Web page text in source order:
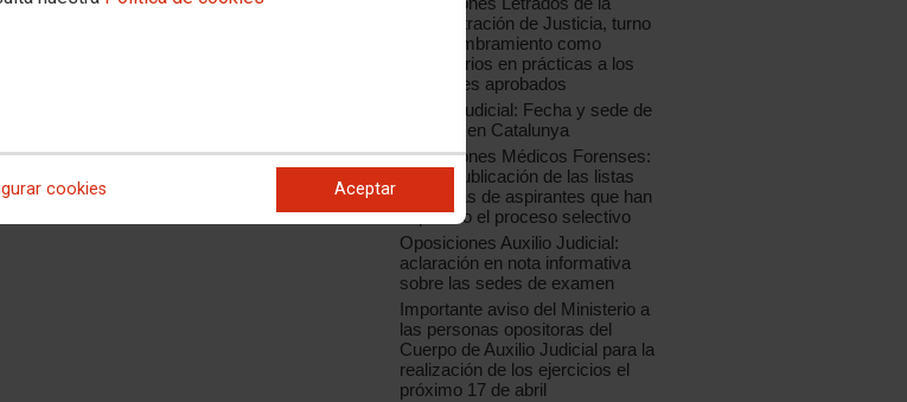
cookies Aceptar
Administración de Justicia, turno
libre: nombramiento como
funcionarios en prácticas a los
opositores aprobados
Auxilio Judicial: Fecha y sede de
examen en Catalunya
Oposiciones Médicos Forenses:
nueva publicación de las listas
definitivas de aspirantes que han
superado el proceso selectivo
Oposiciones Auxilio Judicial:
aclaración en nota informativa
sobre las sedes de examen
Importante aviso del Ministerio a
las personas opositoras del
Cuerpo de Auxilio Judicial para la
realización de los ejercicios el
próximo 17 de abril